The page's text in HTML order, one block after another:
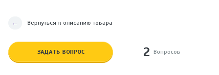
Вернуться к описанию товара
ЗАДАТЬ ВОПРОС 2 Вопросов